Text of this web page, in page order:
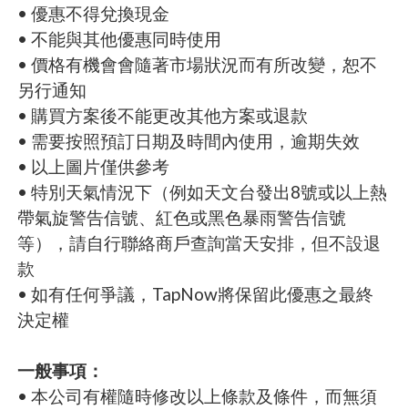
• 優惠不得兌換現金
• 不能與其他優惠同時使用
• 價格有機會會隨著市場狀況而有所改變，恕不
另行通知
• 購買方案後不能更改其他方案或退款
• 需要按照預訂日期及時間內使用，逾期失效
• 以上圖片僅供參考
• 特別天氣情況下（例如天文台發出8號或以上熱
帶氣旋警告信號、紅色或黑色暴雨警告信號
等），請自行聯絡商戶查詢當天安排，但不設退
款
• 如有任何爭議，TapNow將保留此優惠之最終
決定權
一般事項：
• 本公司有權隨時修改以上條款及條件，而無須